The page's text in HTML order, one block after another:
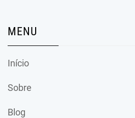
MENU
Início
Sobre
Blog